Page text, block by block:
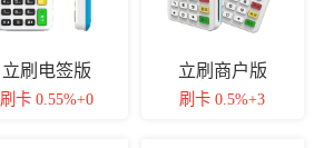
立刷电签版
刷卡 0.55%+0
立刷商户版
刷卡 0.5%+3